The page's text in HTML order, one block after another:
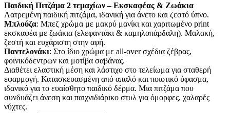
Παιδική Πιτζάμα 2 τεμαχίων – Εκσκαφέας & Ζωάκια
Λατρεμένη παιδική πιτζάμα, ιδανική για άνετο και ζεστό ύπνο.
Μπλούζα: Μπεζ χρώμα με μακρύ μανίκι και χαριτωμένο print
εκσκαφέα με ζωάκια (ελεφαντάκι & καμηλοπάρδαλη). Μαλακή,
ζεστή και ευχάριστη στην αφή.
Παντελονάκι: Στο ίδιο χρώμα με all-over σχέδια ζέβρας,
φοινικόδεντρων και μοτίβα σαβάνας.
Διαθέτει ελαστική μέση και λάστιχο στο τελείωμα για σταθερή
εφαρμογή. Κατασκευασμένη από απαλό και ποιοτικό ύφασμα,
ιδανικό για το ευαίσθητο παιδικό δέρμα. Μια πιτζάμα που
συνδυάζει άνεση και παιχνιδιάρικο στυλ για όμορφες, χαλαρές
νύχτες.